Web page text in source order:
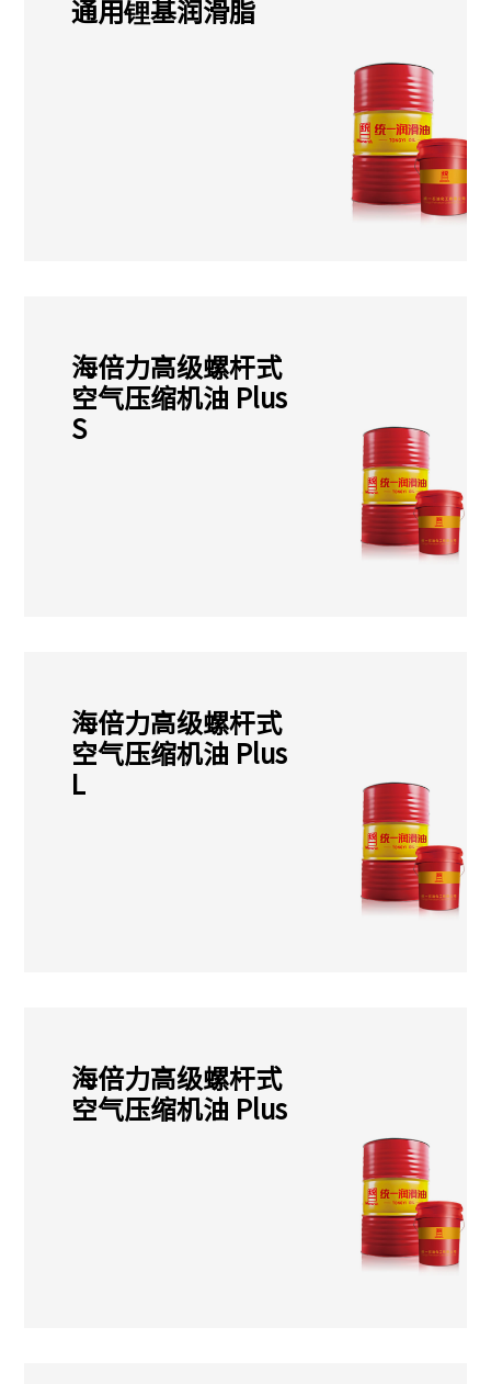
通用锂基润滑脂
海倍力高级螺杆式
空气压缩机油 Plus
S
海倍力高级螺杆式
空气压缩机油 Plus
L
海倍力高级螺杆式
空气压缩机油 Plus